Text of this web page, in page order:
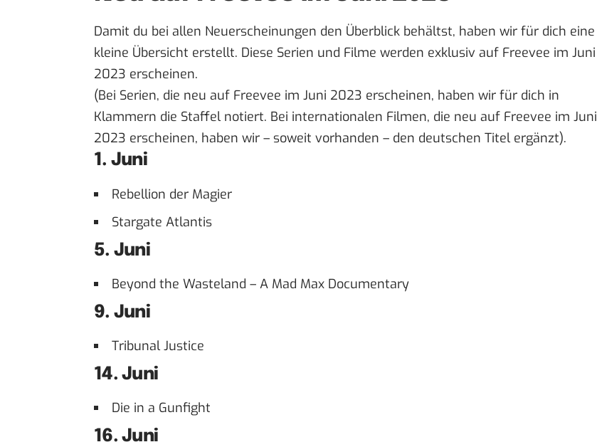
Damit du bei allen Neuerscheinungen den Überblick behältst, haben wir für dich eine
kleine Übersicht erstellt. Diese Serien und Filme werden exklusiv auf Freevee im Juni
2023 erscheinen.
(Bei Serien, die neu auf Freevee im Juni 2023 erscheinen, haben wir für dich in
Klammern die Staffel notiert. Bei internationalen Filmen, die neu auf Freevee im Juni
2023 erscheinen, haben wir – soweit vorhanden – den deutschen Titel ergänzt).
1. Juni
Rebellion der Magier
Stargate Atlantis
5. Juni
Beyond the Wasteland – A Mad Max Documentary
9. Juni
Tribunal Justice
14. Juni
Die in a Gunfight
16. Juni